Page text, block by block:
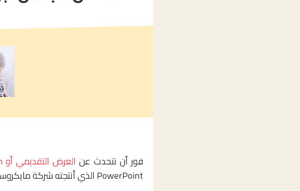
فور أن نتحدث عن العرض التقديمي أو Presentation
PowerPoint الذي أنتجته شركة مايكروسوفت.